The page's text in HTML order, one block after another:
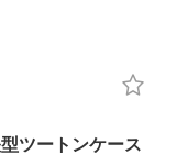
ツートンケース